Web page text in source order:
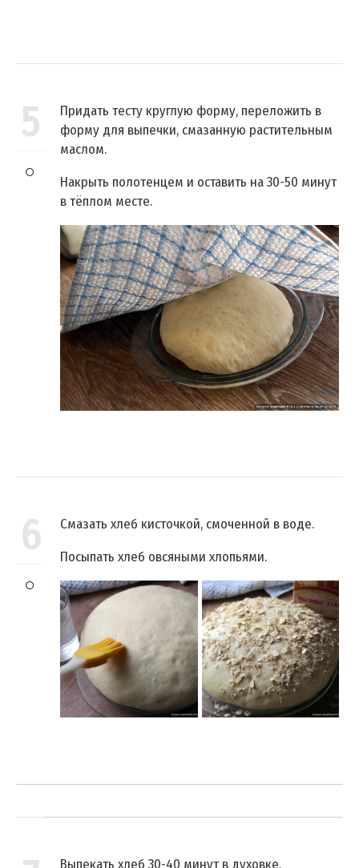
5
Придать тесту круглую форму, переложить в
форму для выпечки, смазанную растительным
маслом.
Накрыть полотенцем и оставить на 30-50 минут
в тёплом месте.
6
Смазать хлеб кисточкой, смоченной в воде.
Посыпать хлеб овсяными хлопьями.
Выпекать хлеб 30-40 минут в духовке,